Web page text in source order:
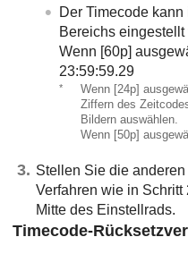
Der Timecode
Bereichs eingestellt
Wenn [60p]
23:59:59.29
*
Wenn [24p]
Ziffern des
Bildern auswählen.
Wenn [50p]
Stellen Sie die
Verfahren wie in
Mitte des Einstellrads.
Timecode-